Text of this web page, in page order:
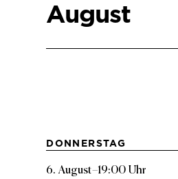
August
DONNERSTAG
6. August–19:00 Uhr